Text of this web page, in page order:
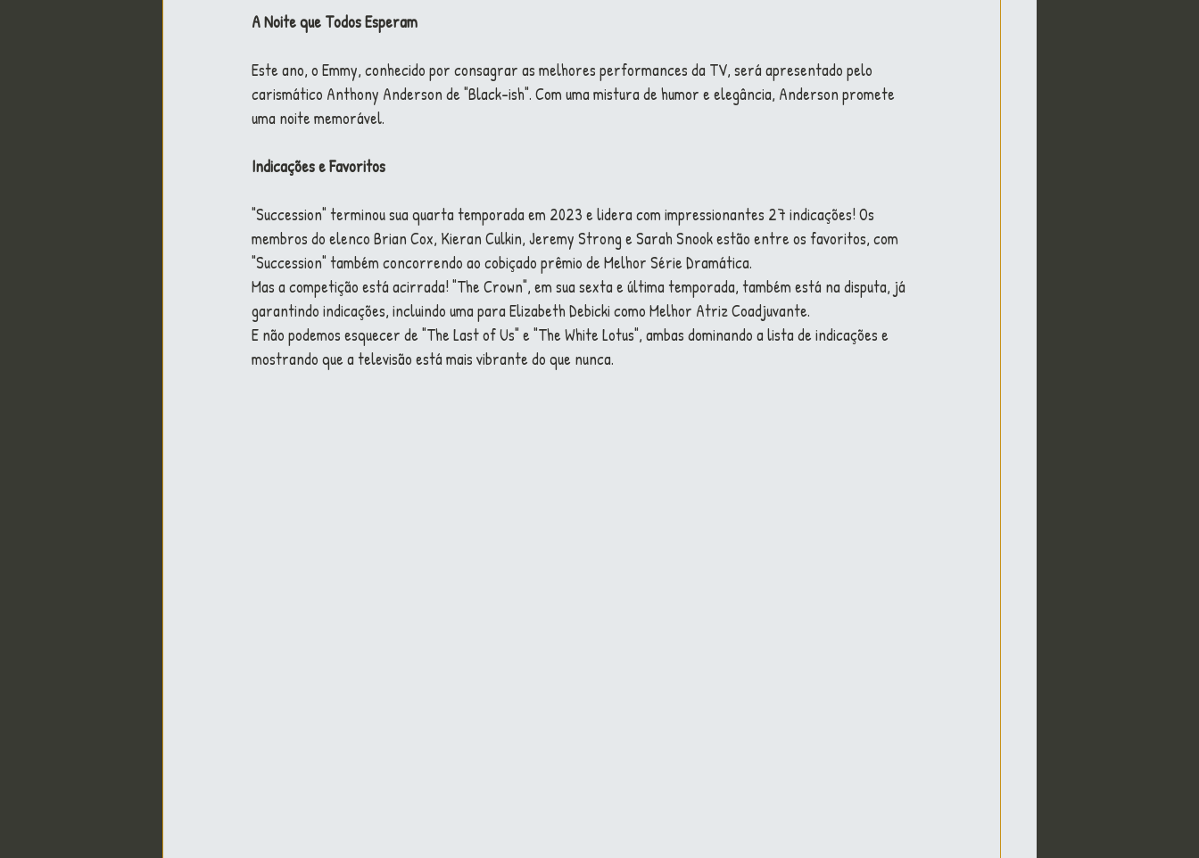
A Noite que Todos Esperam
Este ano, o Emmy, conhecido por consagrar as melhores performances da TV, será apresentado pelo
carismático Anthony Anderson de "Black-ish". Com uma mistura de humor e elegância, Anderson promete
uma noite memorável.
Indicações e Favoritos
"Succession" terminou sua quarta temporada em 2023 e lidera com impressionantes 27 indicações! Os
membros do elenco Brian Cox, Kieran Culkin, Jeremy Strong e Sarah Snook estão entre os favoritos, com
"Succession" também concorrendo ao cobiçado prêmio de Melhor Série Dramática.
Mas a competição está acirrada! "The Crown", em sua sexta e última temporada, também está na disputa, já
garantindo indicações, incluindo uma para Elizabeth Debicki como Melhor Atriz Coadjuvante.
E não podemos esquecer de "The Last of Us" e "The White Lotus", ambas dominando a lista de indicações e
mostrando que a televisão está mais vibrante do que nunca.